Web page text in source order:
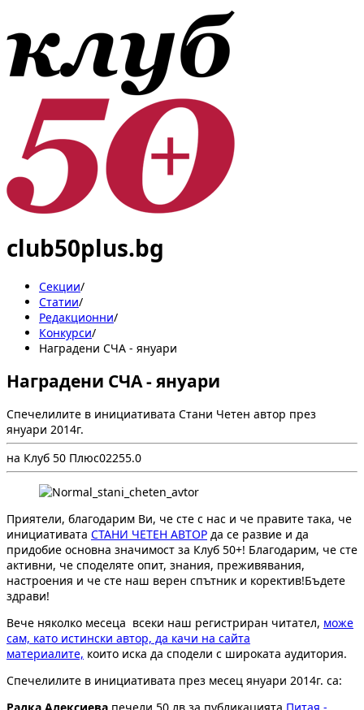
club50plus.bg
Секции/
Статии/
Редакционни/
Конкурси/
Наградени СЧА - януари
Наградени СЧА - януари
Спечелилите в инициативата Стани Четен автор през
януари 2014г.
на Клуб 50 Плюс02255.0
Приятели, благодарим Ви, че сте с нас и че правите така, че
инициативата СТАНИ ЧЕТЕН АВТОР да се развие и да
придобие основна значимост за Клуб 50+! Благодарим, че сте
активни, че споделяте опит, знания, преживявания,
настроения и че сте наш верен спътник и коректив!Бъдете
здрави!
Вече няколко месеца всеки наш регистриран читател, може
сам, като истински автор, да качи на сайта
материалите, които иска да сподели с широката аудитория.
Спечелилите в инициативата през месец януари 2014г. са: